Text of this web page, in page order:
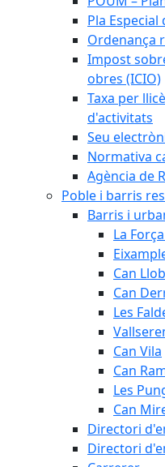
Pla Especial
Ordenança
Impost
obres (ICIO)
Taxa per
d'activitats
Seu
Normativa
Agència de
Poble i barris
Barris i
La
Can
Can
Les
Can Vila
Can
Les
Can
Directori
Directori